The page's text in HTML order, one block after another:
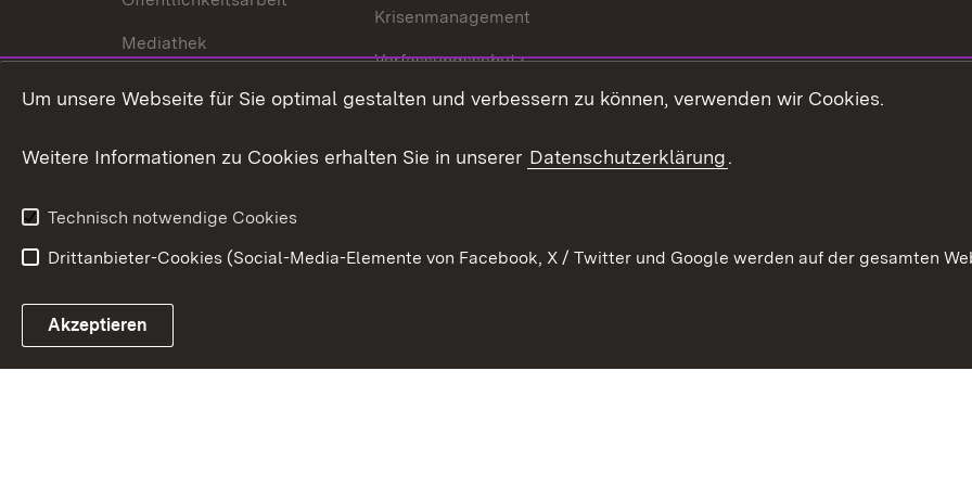
Mediathek
Publikationen
Krisenmanagement
Verfassungsschutz
Datenschutz
Glücksspielrecht
Link zum Landesportal
Um unsere Webseite für Sie optimal gestalten und verbessern zu können, verwenden wir Cookies.
Weitere Informationen zu Cookies erhalten Sie in unserer Datenschutzerklärung.
Technisch notwendige Cookies
Drittanbieter-Cookies (Social-Media-Elemente von Facebook, X / Twitter und Google werden auf der gesamten
Akzeptieren